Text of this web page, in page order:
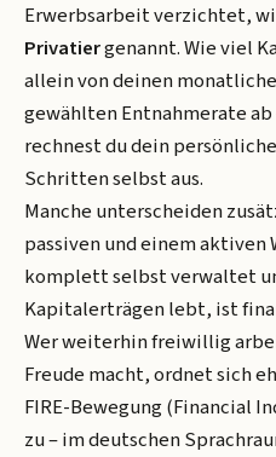
Erwerbsarbeit verzichtet,
Privatiergenannt. Wie viel
allein von deinen
gewählten Entnahmerate
rechnest du dein
Schritten selbst aus.
Manche unterscheiden
passiven und einem aktiven
komplett selbst verwaltet
Kapitalerträgen lebt, ist
Wer weiterhin freiwillig
Freude macht, ordnet sich
FIRE-Bewegung (Financial
zu – im deutschen